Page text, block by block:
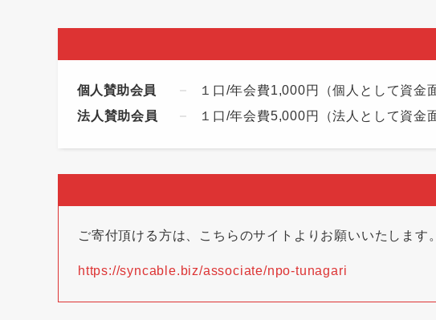
個人賛助会員
１口/年会費1,000円（個人として資金
法人賛助会員
１口/年会費5,000円（法人として資金
ご寄付頂ける方は、こちらのサイトよりお願いいたします
https://syncable.biz/associate/npo-tunagari